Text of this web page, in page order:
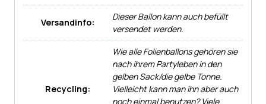
Versandinfo:
Dieser Ballon kann auch befüllt
versendet werden.
Recycling:
Wie alle Folienballons gehören sie
nach ihrem Partyleben in den
gelben Sack/die gelbe Tonne.
Vielleicht kann man ihn aber auch
noch einmal benutzen? Viele